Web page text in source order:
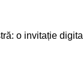
o invitație